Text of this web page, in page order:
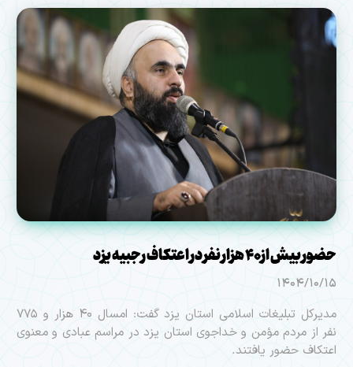
حضور بیش از ۴۰ هزار نفر در اعتکاف رجبیه یزد
1404/10/15
مدیرکل تبلیغات اسلامی استان یزد گفت: امسال ۴۰ هزار و ۷۷۵
نفر از مردم مؤمن و خداجوی استان یزد در مراسم عبادی و معنوی
اعتکاف حضور یافتند.